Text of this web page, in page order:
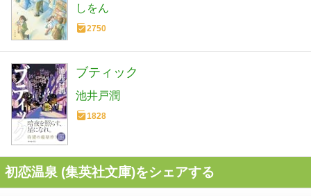
しをん
2750
ブティック
池井戸潤
1828
初恋温泉 (集英社文庫)をシェアする